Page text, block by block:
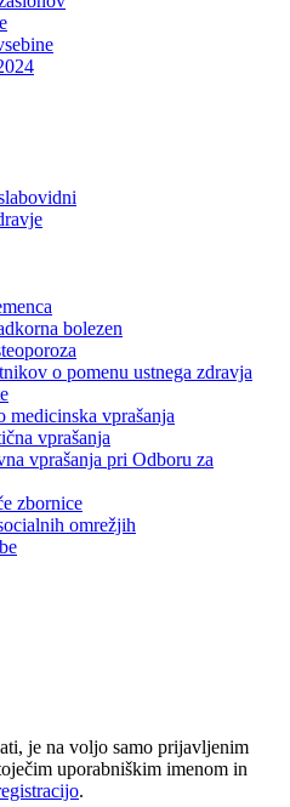
bolezen
o pomenu ustnega zdravja
medicinska vprašanja
vprašanja
vprašanja pri Odboru za
zbornice
omrežjih
je na voljo samo prijavljenim
uporabniškim imenom in
.